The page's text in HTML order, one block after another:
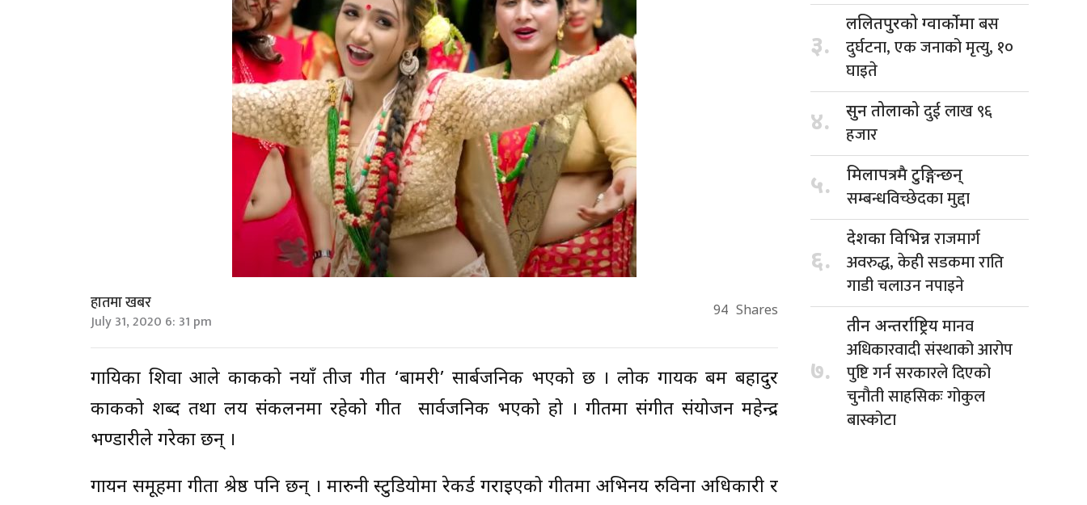
हातमा खबर
July 31, 2020 6: 31 pm 94 Shares
गायिका शिवा आले कार्कीको नयाँ तीज गीत ‘बामरी’ सार्बजनिक भएको छ । लोक गायक बम बहादुर
कार्कीको शब्द तथा लय संकलनमा रहेको गीत सार्वजनिक भएको हो । गीतमा संगीत संयोजन महेन्द्र
भण्डारीले गरेका छन् ।
गायन समूहमा गीता श्रेष्ठ पनि छन् । मारुनी स्टुडियोमा रेकर्ड गराइएको गीतमा अभिनय रुविना अधिकारी र
३.
ललितपुरको ग्वार्कोमाबस
दुर्घटना, एक जनाको मृत्यु, १०
घाइते
४. सुन तोलाकोदुई लाख ९६
हजार
५. मिलापत्रमै टुङ्गिन्छन्
सम्बन्धविच्छेदका मुद्दा
६.
देशका विभिन्नराजमार्ग
अवरुद्ध, केही सडकमा राति
गाडी चलाउन नपाइने
७.
तीन अन्तर्राष्ट्रियमानव
अधिकारवादी संस्थाको आरोप
पुष्टि गर्न सरकारले दिएको
चुनौती साहसिकः गोकुल
बास्कोटा